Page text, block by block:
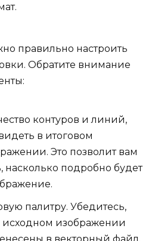
правильно настроить
Обратите внимание
контуров и линий,
в итоговом
Это позволит вам
насколько подробно будет
палитру. Убедитесь,
исходном изображении